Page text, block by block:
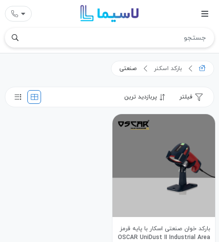
بارکد اسکنر صنعتی
فیلتر پربازدید ترین
بارکد خوان صنعتی اسکار با پایه قرمز
OSCAR UniDust II Industrial Area